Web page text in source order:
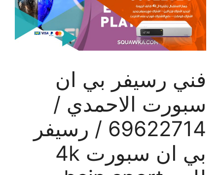
فني رسيفر بي ان
سبورت الاحمدي /
69622714 / رسيفر
بي ان سبورت 4k